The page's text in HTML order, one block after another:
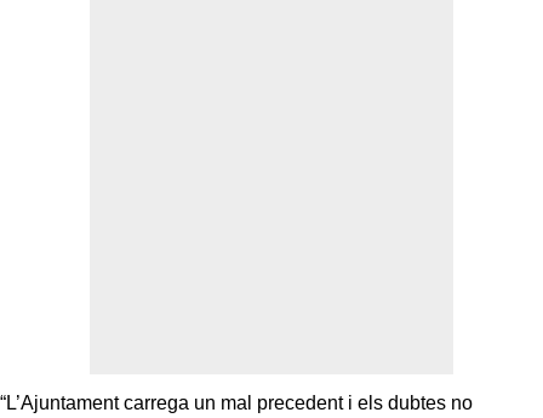
“L’Ajuntament carrega un mal precedent i els dubtes no